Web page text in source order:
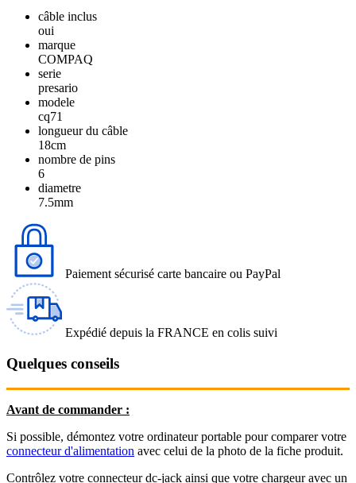
câble inclus
oui
marque
COMPAQ
serie
presario
modele
cq71
longueur du câble
18cm
nombre de pins
6
diametre
7.5mm
Paiement sécurisé carte bancaire ou PayPal
Expédié depuis la FRANCE en colis suivi
Quelques conseils
Avant de commander :
Si possible, démontez votre ordinateur portable pour comparer votre
connecteur d'alimentation avec celui de la photo de la fiche produit.
Contrôlez votre connecteur dc-jack ainsi que votre chargeur avec un